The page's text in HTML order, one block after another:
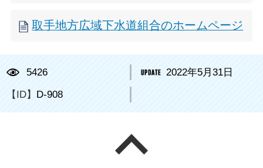
取手地方広域下水道組合のホームページ
5426 2022年5月31日
【ID】 D-908